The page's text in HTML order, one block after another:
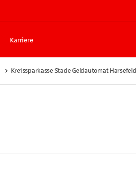
Karriere
Kreissparkasse Stade Geldautomat Harsefeld